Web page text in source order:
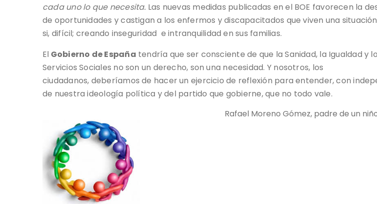
cada uno lo que necesita. Las nuevas medidas publicadas en el BOE favorecen la
de oportunidades y castigan a los enfermos y discapacitados que viven una
si, difícil; creando inseguridad e intranquilidad en sus familias.
El Gobierno de España tendría que ser consciente de que la Sanidad, la Igualdad y
Servicios Sociales no son un derecho, son una necesidad. Y nosotros, los
ciudadanos, deberíamos de hacer un ejercicio de reflexión para entender, con
de nuestra ideología política y del partido que gobierne, que no todo vale.
Rafael Moreno Gómez, padre de un